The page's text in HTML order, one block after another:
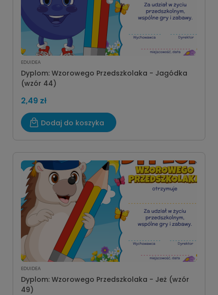
EDUIDEA
Dyplom: Wzorowego Przedszkolaka - Jagódka
(wzór 44)
2,49 zł
Dodaj do koszyka
EDUIDEA
Dyplom: Wzorowego Przedszkolaka - Jeż (wzór
49)